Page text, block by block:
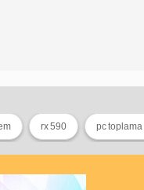
rx 590 pc toplama